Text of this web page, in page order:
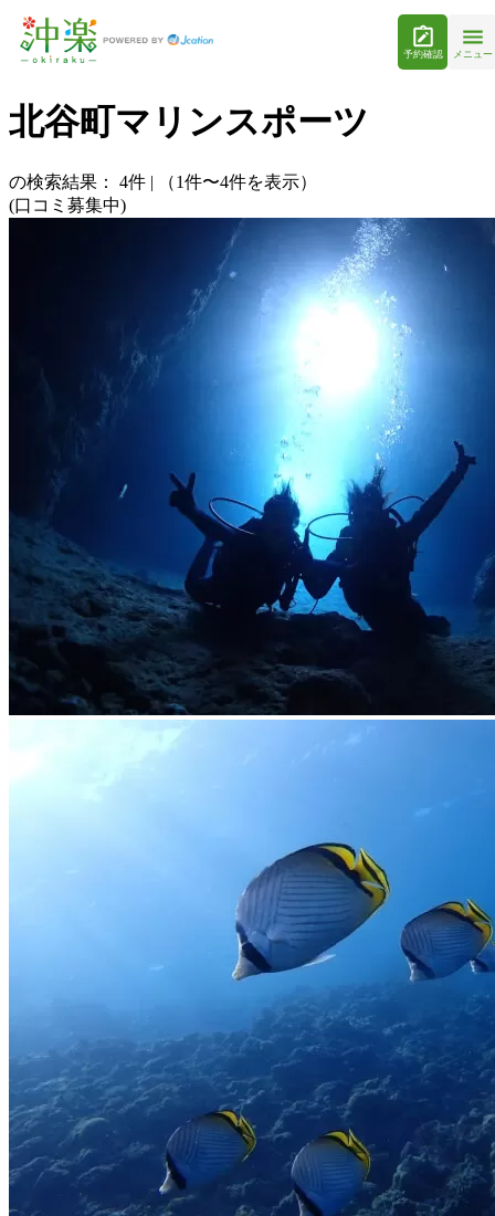
予約確認 メニュー
北谷町マリンスポーツ
の検索結果： 4件 |
（1件〜4件を表示）
(口コミ募集中)